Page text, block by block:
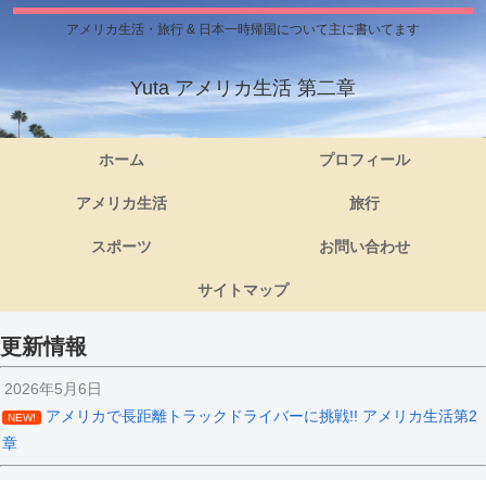
アメリカ生活・旅行 & 日本一時帰国について主に書いてます
Yuta アメリカ生活 第二章
ホーム プロフィール
アメリカ生活 旅行
スポーツ お問い合わせ
サイトマップ
更新情報
2026年5月6日
NEW!
アメリカで長距離トラックドライバーに挑戦!! アメリカ生活第2
章